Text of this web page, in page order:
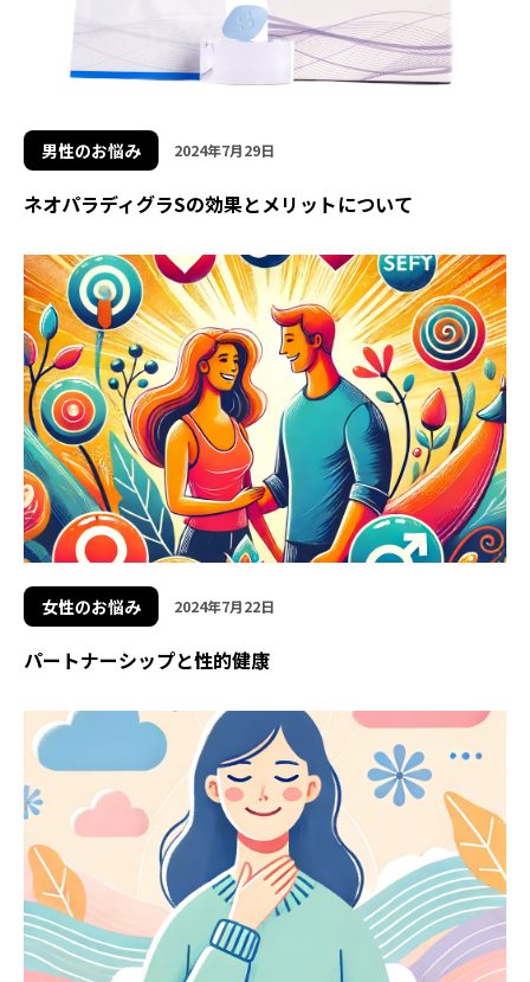
男性のお悩み 2024年7月29日
ネオパラディグラSの効果とメリットについて
女性のお悩み 2024年7月22日
パートナーシップと性的健康